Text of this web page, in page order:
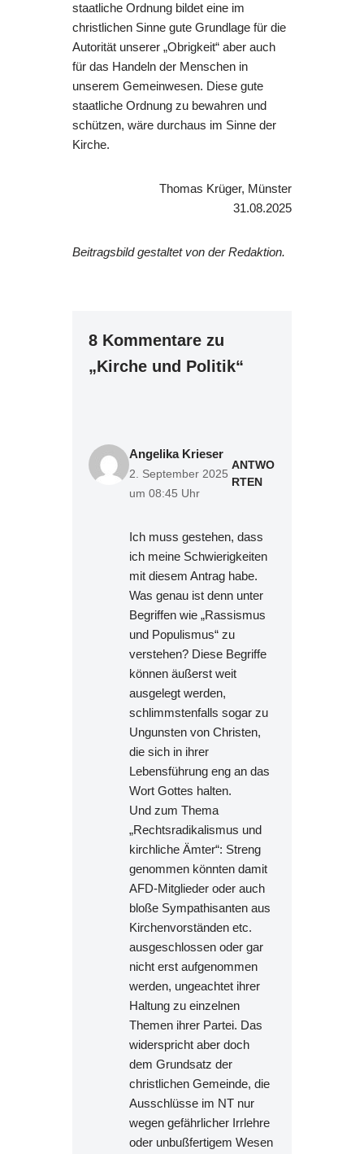
staatliche Ordnung bildet eine im
christlichen Sinne gute Grundlage für die
Autorität unserer „Obrigkeit“ aber auch
für das Handeln der Menschen in
unserem Gemeinwesen. Diese gute
staatliche Ordnung zu bewahren und
schützen, wäre durchaus im Sinne der
Kirche.
Thomas Krüger, Münster
31.08.2025
Beitragsbild gestaltet von der Redaktion.
8 Kommentare zu
„Kirche und Politik“
Angelika Krieser
2. September 2025
um 08:45 Uhr
ANTWO
RTEN
Ich muss gestehen, dass
ich meine Schwierigkeiten
mit diesem Antrag habe.
Was genau ist denn unter
Begriffen wie „Rassismus
und Populismus“ zu
verstehen? Diese Begriffe
können äußerst weit
ausgelegt werden,
schlimmstenfalls sogar zu
Ungunsten von Christen,
die sich in ihrer
Lebensführung eng an das
Wort Gottes halten.
Und zum Thema
„Rechtsradikalismus und
kirchliche Ämter“: Streng
genommen könnten damit
AFD-Mitglieder oder auch
bloße Sympathisanten aus
Kirchenvorständen etc.
ausgeschlossen oder gar
nicht erst aufgenommen
werden, ungeachtet ihrer
Haltung zu einzelnen
Themen ihrer Partei. Das
widerspricht aber doch
dem Grundsatz der
christlichen Gemeinde, die
Ausschlüsse im NT nur
wegen gefährlicher Irrlehre
oder unbußfertigem Wesen